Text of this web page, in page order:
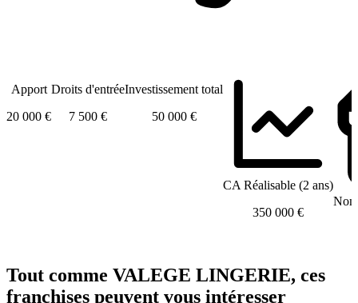
Apport
20 000 €
Droits d'entrée
7 500 €
Investissement total
50 000 €
CA Réalisable (2 ans)
350 000 €
Tout comme VALEGE LINGERIE, ces
franchises peuvent vous intéresser